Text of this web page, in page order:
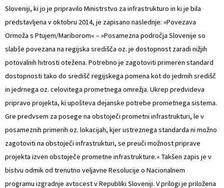
Sloveniji, ki jo je pripravilo Ministrstvo za infrastrukturo in ki je bila
predstavljena v oktobru 2014, je zapisano naslednje: »Povezava
Ormoža s Ptujem/Mariborom« – »Posamezna področja Slovenije so
slabše povezana na regijska središča oz. je dostopnost zaradi nižjih
potovalnih hitrosti otežena. Potrebno je zagotoviti primeren standard
dostopnosti tako do središč regijskega pomena kot do jedrnih središč
in jedrnega oz. celovitega prometnega omrežja. Ukrep predvideva
pripravo projekta, ki upošteva dejanske potrebe prometnega sistema.
Gre predvsem za posege na obstoječi prometni infrastrukturi, le v
posameznih primerih oz. lokacijah, kjer ustreznega standarda ni možno
zagotoviti na obstoječi infrastrukturi, se preuči možnost priprave
projekta izven obstoječe prometne infrastrukture.« Takšen zapis je v
bistvu odmik od trenutno veljavne Resolucije o Nacionalnem
programu izgradnje avtocest v Republiki Sloveniji. V prilogi je priložena